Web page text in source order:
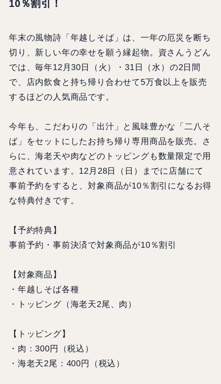
10％割引！
年末の風物詩「年越しそば」は、一年の厄災を断ち
切り、新しい年の幸せを願う縁起物。資さんうどん
では、毎年12月30日（火）・31日（水）の2日間
で、店内飲食と持ち帰り合わせて5万食以上を販売
するほどの人気商品です。
今年も、こだわりの「出汁」と風味豊かな「二八そ
ば」をセットにしたお持ち帰り専用商品を販売。さ
らに、海老天や肉などのトッピングも数量限定で用
意されています。12月28日（日）までに店舗にて
事前予約をすると、対象商品が10％割引になるお得
な特典付きです。
【予約特典】
事前予約・事前決済で対象商品が10％割引
【対象商品】
・年越しそば各種
・トッピング（海老天2尾、肉）
【トッピング】
・肉：300円（税込）
・海老天2尾：400円（税込）